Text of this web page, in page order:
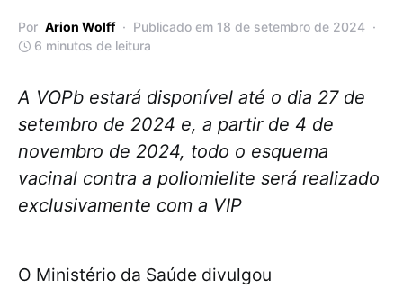
Por Arion Wolff
Publicado em 18 de setembro de 2024
6 minutos de leitura
A VOPb estará disponível até o dia 27 de
setembro de 2024 e, a partir de 4 de
novembro de 2024, todo o esquema
vacinal contra a poliomielite será realizado
exclusivamente com a VIP
O Ministério da Saúde divulgou